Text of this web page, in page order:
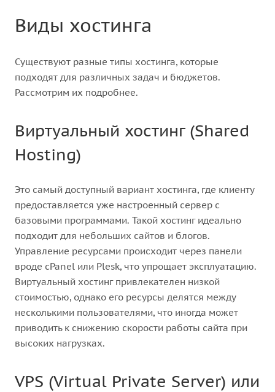
Виды хостинга
Существуют разные типы хостинга, которые
подходят для различных задач и бюджетов.
Рассмотрим их подробнее.
Виртуальный хостинг (Shared
Hosting)
Это самый доступный вариант хостинга, где клиенту
предоставляется уже настроенный сервер с
базовыми программами. Такой хостинг идеально
подходит для небольших сайтов и блогов.
Управление ресурсами происходит через панели
вроде cPanel или Plesk, что упрощает эксплуатацию.
Виртуальный хостинг привлекателен низкой
стоимостью, однако его ресурсы делятся между
несколькими пользователями, что иногда может
приводить к снижению скорости работы сайта при
высоких нагрузках.
VPS (Virtual Private Server) или